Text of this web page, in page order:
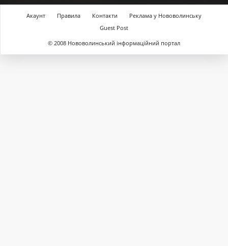
Акаунт Правила Контакти
Реклама у Нововолинську
Guest Post
© 2008 Нововолинський інформаційний портал